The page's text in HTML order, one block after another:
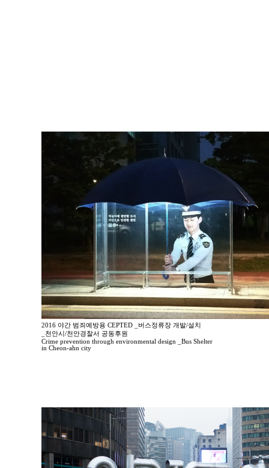
2016 야간 범죄예방용 CEPTED _버스정류장 개발/설치
_천안시/천안경찰서 공동후원
Crime prevention through environmental design _Bus Shelter
in Cheon-ahn city